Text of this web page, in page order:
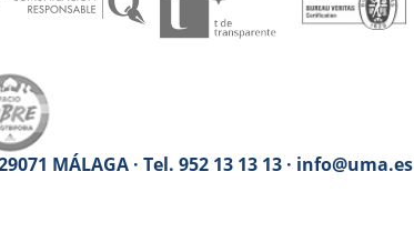
MÁLAGA · Tel. 952 13 13 13 · info@uma.es